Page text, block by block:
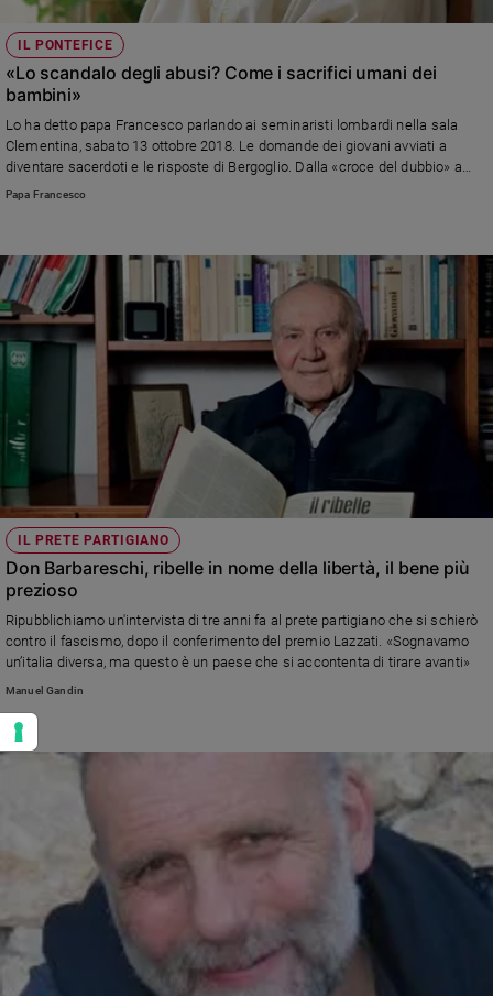
IL PONTEFICE
«Lo scandalo degli abusi? Come i sacrifici umani dei
bambini»
Lo ha detto papa Francesco parlando ai seminaristi lombardi nella sala
Clementina, sabato 13 ottobre 2018. Le domande dei giovani avviati a
diventare sacerdoti e le risposte di Bergoglio. Dalla «croce del dubbio» a
come essere una Chiesa in uscita in una società che ha voltato le spalle a
Papa Francesco
IL PRETE PARTIGIANO
Don Barbareschi, ribelle in nome della libertà, il bene più
prezioso
Ripubblichiamo un'intervista di tre anni fa al prete partigiano che si schierò
contro il fascismo, dopo il conferimento del premio Lazzati. «Sognavamo
un’italia diversa, ma questo è un paese che si accontenta di tirare avanti»
Manuel Gandin